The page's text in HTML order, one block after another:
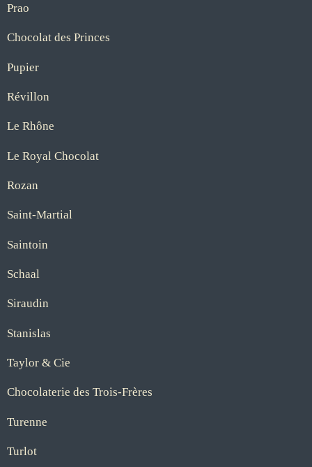
Prao
Chocolat des Princes
Pupier
Révillon
Le Rhône
Le Royal Chocolat
Rozan
Saint-Martial
Saintoin
Schaal
Siraudin
Stanislas
Taylor & Cie
Chocolaterie des Trois-Frères
Turenne
Turlot